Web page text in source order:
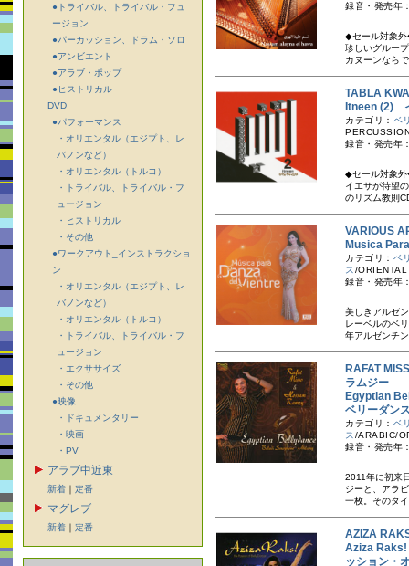
●トライバル、トライバル・フュ
ージョン
●パーカッション、ドラム・ソロ
●アンビエント
●アラブ・ポップ
●ヒストリカル
DVD
●パフォーマンス
・オリエンタル（エジプト、レ
バノンなど）
・オリエンタル（トルコ）
・トライバル、トライバル・フ
ュージョン
・ヒストリカル
・その他
●ワークアウト_インストラクショ
ン
・オリエンタル（エジプト、レ
バノンなど）
・オリエンタル（トルコ）
・トライバル、トライバル・フ
ュージョン
・エクササイズ
・その他
●映像
・ドキュメンタリー
・映画
・PV
アラブ中近東
新着 ｜ 定番
マグレブ
新着 ｜ 定番
録音・発売年
◆セール対象外
珍しいグルー
カヌーンなら
TABLA
Itneen (2)
カテゴリ： ベ
録音・発売年
◆セール対象外
イエサが待望
のリズム教則
VARIOUS
Musica
カテゴリ： ベ
ス /ORIENTAL
録音・発売年
美しきアルゼ
レーベルのベ
年アルゼンチ
RAFAT
ラムジー
Egyptian
ベリーダン
カテゴリ： ベ
ス /ARABIC/
録音・発売年
2011年に初来
ジーと、アラ
一枚。そのタ
AZIZA
Aziza
ッション・